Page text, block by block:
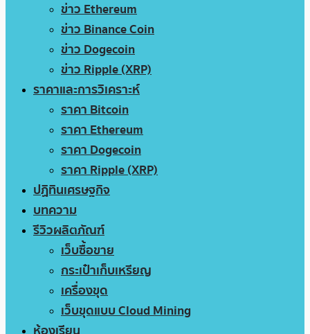
ข่าว Ethereum
ข่าว Binance Coin
ข่าว Dogecoin
ข่าว Ripple (XRP)
ราคาและการวิเคราะห์
ราคา Bitcoin
ราคา Ethereum
ราคา Dogecoin
ราคา Ripple (XRP)
ปฏิทินเศรษฐกิจ
บทความ
รีวิวผลิตภัณฑ์
เว็บซื้อขาย
กระเป๋าเก็บเหรียญ
เครื่องขุด
เว็บขุดแบบ Cloud Mining